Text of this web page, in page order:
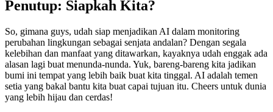
Penutup: Siapkah Kita?
So, gimana guys, udah siap menjadikan AI dalam monitoring
perubahan lingkungan sebagai senjata andalan? Dengan segala
kelebihan dan manfaat yang ditawarkan, kayaknya udah enggak ada
alasan lagi buat menunda-nunda. Yuk, bareng-bareng kita jadikan
bumi ini tempat yang lebih baik buat kita tinggal. AI adalah temen
setia yang bakal bantu kita buat capai tujuan itu. Cheers untuk dunia
yang lebih hijau dan cerdas!